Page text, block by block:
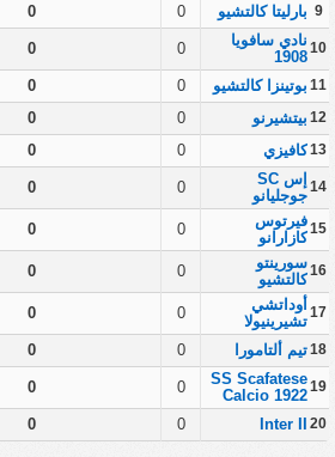
9 بارليتا كالتشيو 0
0
10 نادي سافويا
1908
0
0
11 بوتينزا كالتشيو 0
0
12 بيتشيرنو 0
0
13كافيزي 0
0
14
إس SC
جوجليانو
0
0
15فيرتوس
كازارانو
0
0
16سورينتو
كالتشيو
0
0
17 أوداتشي
تشيرينيولا
0
0
18تيم ألتامورا 0
0
19
SS Scafatese
Calcio 1922
0
0
20
Inter II
0
0